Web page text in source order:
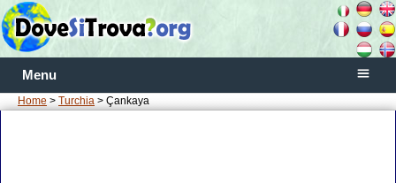
Menu
Home > Turchia > Çankaya